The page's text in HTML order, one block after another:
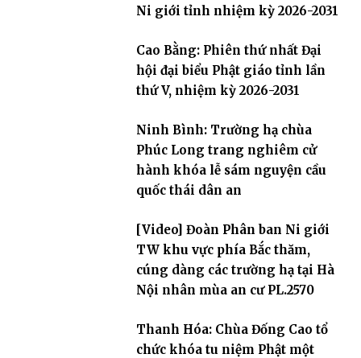
Ni giới tỉnh nhiệm kỳ 2026-2031
Cao Bằng: Phiên thứ nhất Đại
hội đại biểu Phật giáo tỉnh lần
thứ V, nhiệm kỳ 2026-2031
Ninh Bình: Trường hạ chùa
Phúc Long trang nghiêm cử
hành khóa lễ sám nguyện cầu
quốc thái dân an
[Video] Đoàn Phân ban Ni giới
TW khu vực phía Bắc thăm,
cúng dàng các trường hạ tại Hà
Nội nhân mùa an cư PL.2570
Thanh Hóa: Chùa Đống Cao tổ
chức khóa tu niệm Phật một